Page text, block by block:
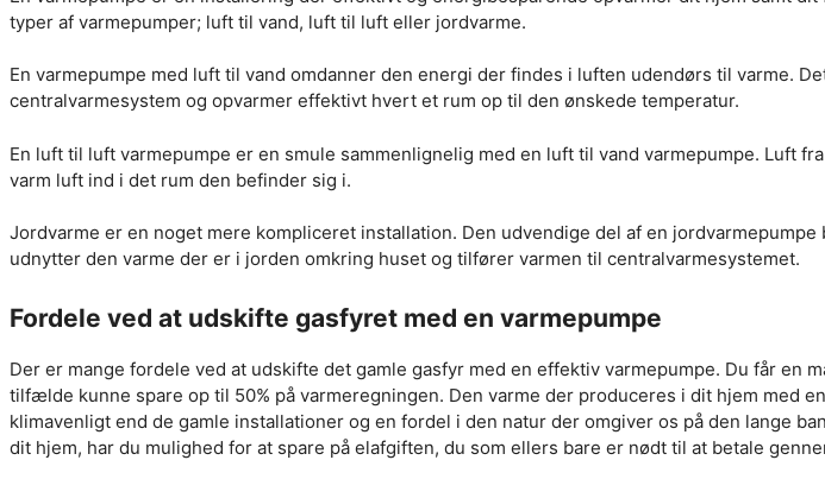
typer af varmepumper; luft til vand, luft til luft eller jordvarme.
En varmepumpe med luft til vand omdanner den energi der findes i luften udendørs til varme.
centralvarmesystem og opvarmer effektivt hvert et rum op til den ønskede temperatur.
En luft til luft varmepumpe er en smule sammenlignelig med en luft til vand varmepumpe. Luft
varm luft ind i det rum den befinder sig i.
Jordvarme er en noget mere kompliceret installation. Den udvendige del af en
udnytter den varme der er i jorden omkring huset og tilfører varmen til centralvarmesystemet.
Fordele ved at udskifte gasfyret med en varmepumpe
Der er mange fordele ved at udskifte det gamle gasfyr med en effektiv varmepumpe. Du får en
tilfælde kunne spare op til 50% på varmeregningen. Den varme der produceres i dit hjem med
klimavenligt end de gamle installationer og en fordel i den natur der omgiver os på den lange
dit hjem, har du mulighed for at spare på elafgiften, du som ellers bare er nødt til at betale